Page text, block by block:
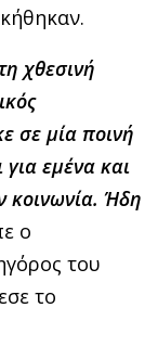
χθεσινή
σε μία ποινή
εμένα και
κοινωνία. Ήδη
ο
του
το